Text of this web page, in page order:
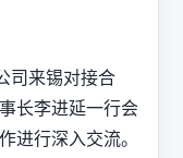
司来锡对接合
长李进延一行会
进行深入交流。